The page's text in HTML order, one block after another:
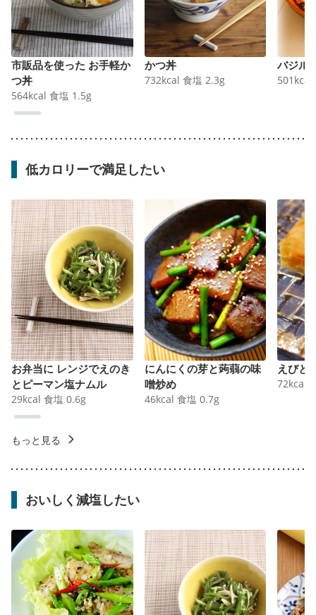
市販品を使った お手軽か
つ丼
564kcal 食塩 1.5g
かつ丼
732kcal 食塩 2.3g
バジル
501 kcal
低カロリーで満足したい
お弁当に レンジでえのき
とピーマン塩ナムル
29kcal 食塩 0.6g
にんにくの芽と蒟蒻の味
噌炒め
46kcal 食塩 0.7g
えびと
72kcal
もっと見る
おいしく減塩したい